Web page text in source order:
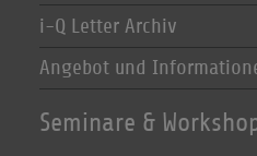
i-Q Letter Archiv
Angebot und
Seminare &